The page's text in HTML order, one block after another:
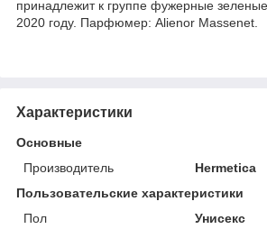
принадлежит к группе фужерные
2020 году. Парфюмер: Alienor Massenet.
Характеристики
Основные
Производитель
Hermetica
Пользовательские характеристики
Пол
Унисекс